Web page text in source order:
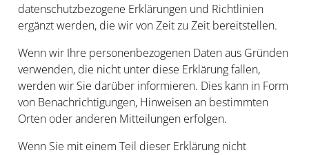
datenschutzbezogene Erklärungen und Richtlinien
ergänzt werden, die wir von Zeit zu Zeit bereitstellen.
Wenn wir Ihre personenbezogenen Daten aus Gründen
verwenden, die nicht unter diese Erklärung fallen,
werden wir Sie darüber informieren. Dies kann in Form
von Benachrichtigungen, Hinweisen an bestimmten
Orten oder anderen Mitteilungen erfolgen.
Wenn Sie mit einem Teil dieser Erklärung nicht